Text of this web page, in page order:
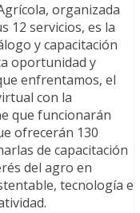
organizada
12 servicios, es la
y capacitación
oportunidad y
enfrentamos, el
con la
que funcionarán
ofrecerán 130
de capacitación
del agro en
tecnología e